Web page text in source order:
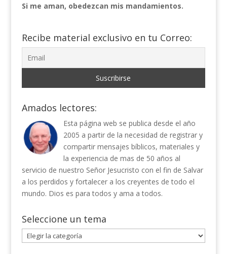
Si me aman, obedezcan mis mandamientos.
Recibe material exclusivo en tu Correo:
Amados lectores:
Esta página web se publica desde el año
2005 a partir de la necesidad de registrar y
compartir mensajes bíblicos, materiales y
la experiencia de mas de 50 años al
servicio de nuestro Señor Jesucristo con el fin de Salvar
a los perdidos y fortalecer a los creyentes de todo el
mundo. Dios es para todos y ama a todos.
Seleccione un tema
Seleccione
un